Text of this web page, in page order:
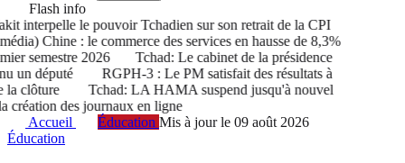
Flash info
interpelle le pouvoir Tchadien sur son retrait de la CPI
Chine : le commerce des services en hausse de 8,3%
semestre 2026
Tchad: Le cabinet de la présidence
un député
RGPH-3 : Le PM satisfait des résultats à
clôture
Tchad: LA HAMA suspend jusqu'à nouvel
des journaux en ligne
Accueil
Éducation Mis à jour le 09 août 2026
Éducation